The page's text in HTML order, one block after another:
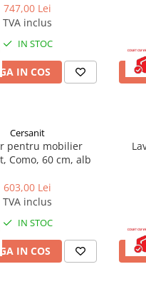
747,00 Lei
TVA inclus
IN STOC
IN COS
Cersanit
pentru mobilier
Como, 60 cm, alb
603,00 Lei
TVA inclus
IN STOC
IN COS